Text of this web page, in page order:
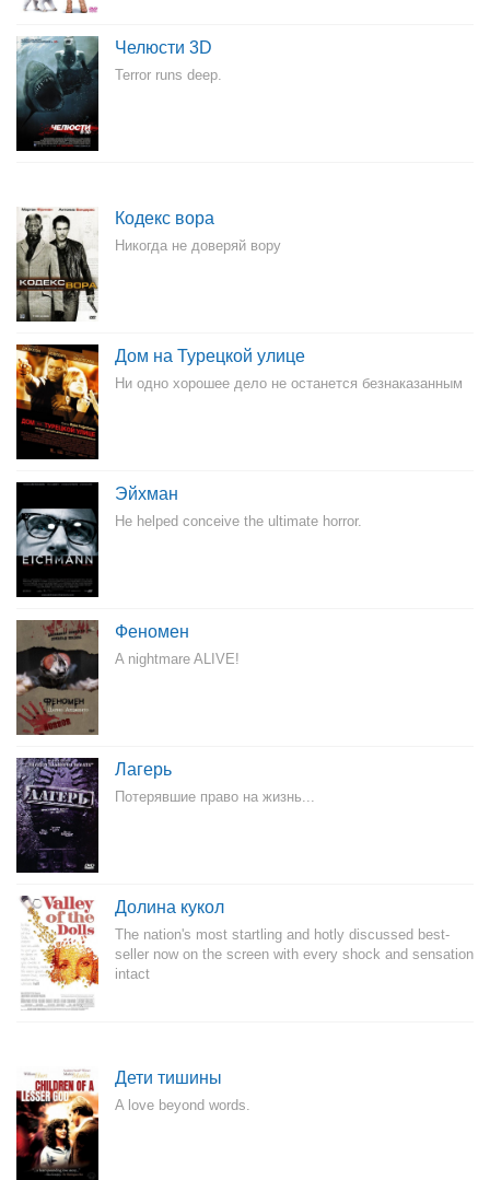
Челюсти 3D
Terror runs deep.
Кодекс вора
Никогда не доверяй вору
Дом на Турецкой улице
Ни одно хорошее дело не останется безнаказанным
Эйхман
He helped conceive the ultimate horror.
Феномен
A nightmare ALIVE!
Лагерь
Потерявшие право на жизнь...
Долина кукол
The nation's most startling and hotly discussed best-
seller now on the screen with every shock and sensation
intact
Дети тишины
A love beyond words.